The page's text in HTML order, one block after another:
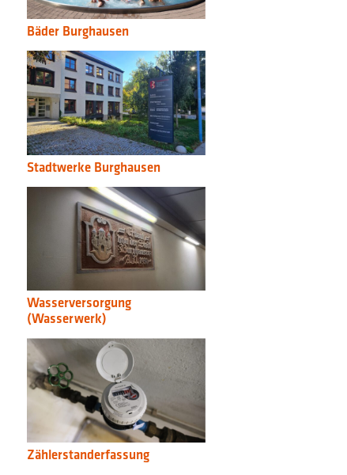
Bäder Burghausen
Stadtwerke Burghausen
Wasserversorgung
(Wasserwerk)
Zählerstanderfassung